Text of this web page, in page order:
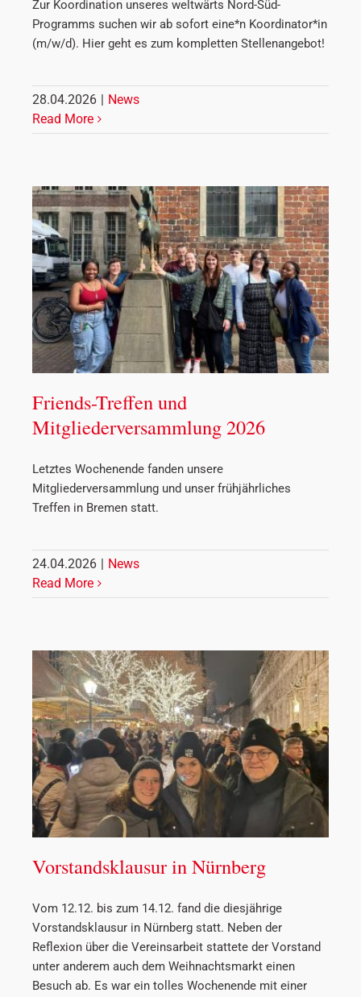
Zur Koordination unseres weltwärts Nord-Süd-
Programms suchen wir ab sofort eine*n Koordinator*in
(m/w/d). Hier geht es zum kompletten Stellenangebot!
28.04.2026 | News
Read More
Friends-Treffen und
Mitgliederversammlung 2026
Letztes Wochenende fanden unsere
Mitgliederversammlung und unser frühjährliches
Treffen in Bremen statt.
24.04.2026 | News
Read More
Vorstandsklausur in Nürnberg
Vom 12.12. bis zum 14.12. fand die diesjährige
Vorstandsklausur in Nürnberg statt. Neben der
Reflexion über die Vereinsarbeit stattete der Vorstand
unter anderem auch dem Weihnachtsmarkt einen
Besuch ab. Es war ein tolles Wochenende mit einer